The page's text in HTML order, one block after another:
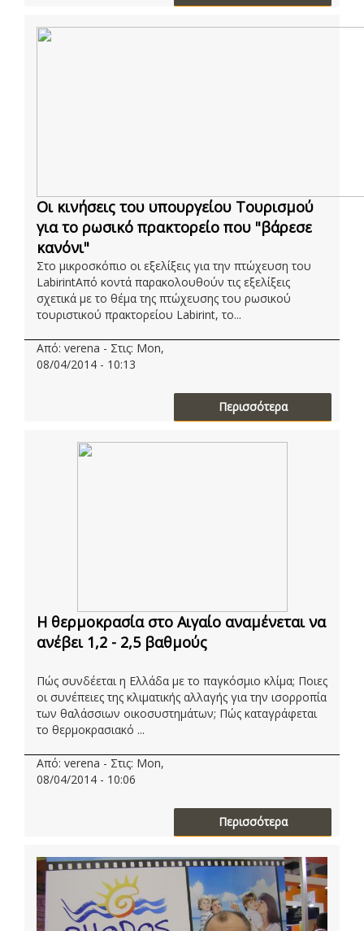
Οι κινήσεις του υπουργείου Τουρισμού
για το ρωσικό πρακτορείο που "βάρεσε
κανόνι"
Στο μικροσκόπιο οι εξελίξεις για την πτώχευση του
LabirintΑπό κοντά παρακολουθούν τις εξελίξεις
σχετικά με το θέμα της πτώχευσης του ρωσικού
τουριστικού πρακτορείου Labirint, το...
Από: verena - Στις: Mon,
08/04/2014 - 10:13
Περισσότερα
Η θερμοκρασία στο Αιγαίο αναμένεται να
ανέβει 1,2 - 2,5 βαθμούς
Πώς συνδέεται η Ελλάδα με το παγκόσμιο κλίμα; Ποιες
οι συνέπειες της κλιματικής αλλαγής για την ισορροπία
των θαλάσσιων οικοσυστημάτων; Πώς καταγράφεται
το θερμοκρασιακό ...
Από: verena - Στις: Mon,
08/04/2014 - 10:06
Περισσότερα